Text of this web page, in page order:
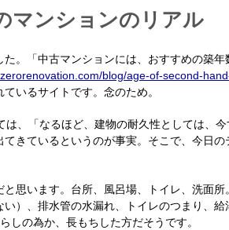
マンションのリアル
。「中古マンションには、おすすめの築
blog/age-of-second-
いるサイトです。念のため。
、「なるほど、建物の耐久性としては、
きているというのが事実。そこで、今日
思います。台所、風呂場、トイレ、洗面
）、排水管の水漏れ、トイレのつまり、
しの為か、長もちした方だそうです。